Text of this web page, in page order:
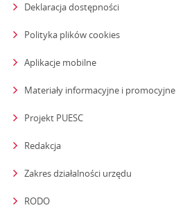
Deklaracja dostępności
Polityka plików cookies
Aplikacje mobilne
Materiały informacyjne i promocyjne
Projekt PUESC
Redakcja
Zakres działalności urzędu
RODO